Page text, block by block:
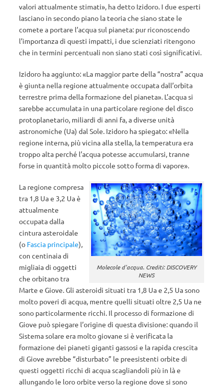
valori attualmente stimati», ha detto Izidoro. I due esperti
lasciano in secondo piano la teoria che siano state le
comete a portare l’acqua sul pianeta: pur riconoscendo
l’importanza di questi impatti, i due scienziati ritengono
che in termini percentuali non siano stati così significativi.
Izidoro ha aggiunto: «La maggior parte della “nostra” acqua
è giunta nella regione attualmente occupata dall’orbita
terrestre prima della formazione del pianeta». L’acqua si
sarebbe accumulata in una particolare regione del disco
protoplanetario, miliardi di anni fa, a diverse unità
astronomiche (Ua) dal Sole. Izidoro ha spiegato: «Nella
regione interna, più vicina alla stella, la temperatura era
troppo alta perché l’acqua potesse accumularsi, tranne
forse in quantità molto piccole sotto forma di vapore».
Molecole d’acqua. Crediti: DISCOVERY
NEWS
La regione compresa
tra 1,8 Ua e 3,2 Ua è
attualmente
occupata dalla
cintura asteroidale
(o Fascia principale),
con centinaia di
migliaia di oggetti
che orbitano tra
Marte e Giove. Gli asteroidi situati tra 1,8 Ua e 2,5 Ua sono
molto poveri di acqua, mentre quelli situati oltre 2,5 Ua ne
sono particolarmente ricchi. Il processo di formazione di
Giove può spiegare l’origine di questa divisione: quando il
Sistema solare era molto giovane si è verificata la
formazione dei pianeti giganti gassosi e la rapida crescita
di Giove avrebbe “disturbato” le preesistenti orbite di
questi oggetti ricchi di acqua scagliandoli più in là e
allungando le loro orbite verso la regione dove si sono